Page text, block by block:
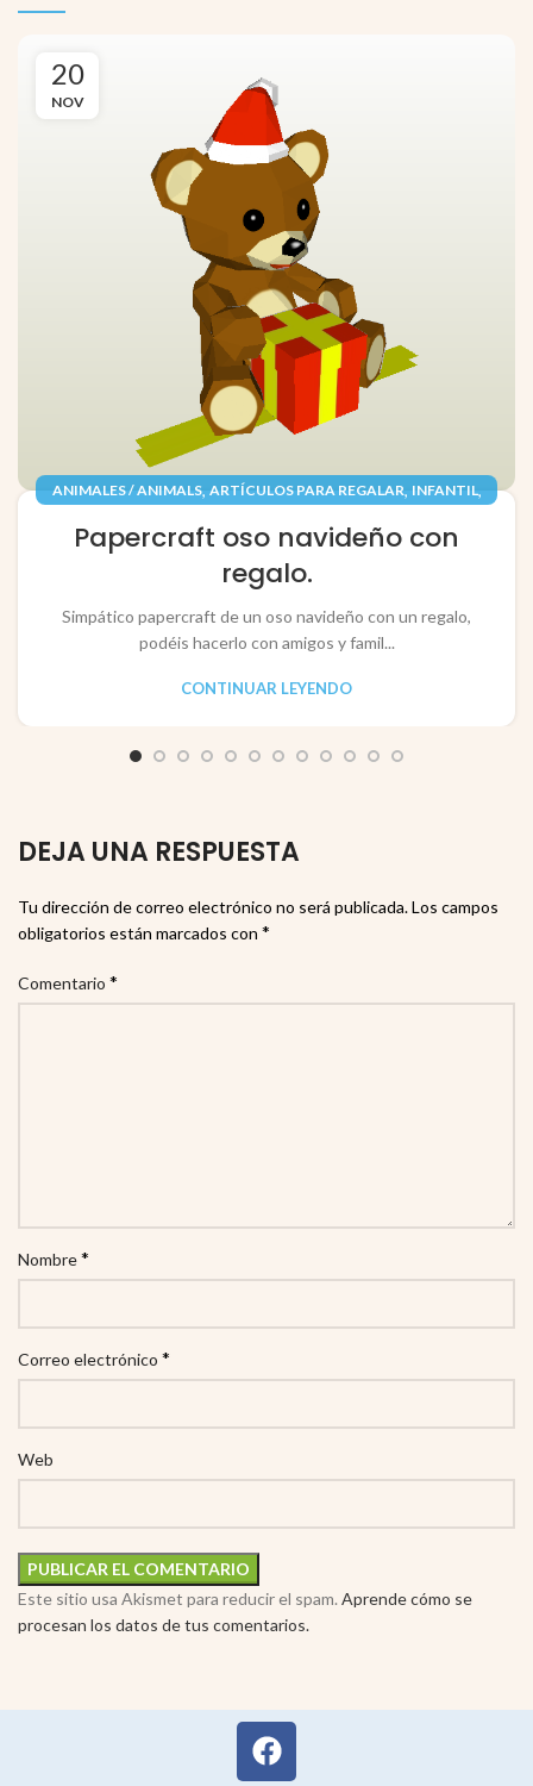
20
NOV
ANIMALES / ANIMALS, ARTÍCULOS PARA REGALAR, INFANTIL,
RECORTABLES PAPERCRAFT
Papercraft oso navideño con
regalo.
Simpático papercraft de un oso navideño con un regalo,
podéis hacerlo con amigos y famil...
CONTINUAR LEYENDO
DEJA UNA RESPUESTA
Tu dirección de correo electrónico no será publicada.Los campos
obligatorios están marcados con *
Comentario *
Nombre*
Correo electrónico *
Web
Este sitio usa Akismet para reducir el spam. Aprende cómo se
procesan los datos de tus comentarios.